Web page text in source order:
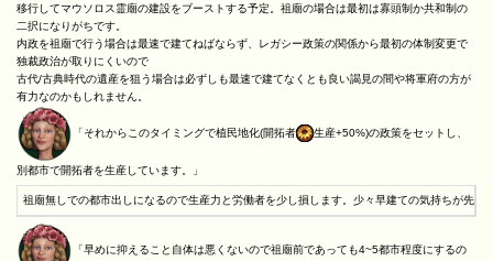
移行してマウソロス霊廟の建設をブーストする予定。祖廟の場合は最初は寡頭制か共和制の
二択になりがちです。
内政を祖廟で行う場合は最速で建てねばならず、レガシー政策の関係から最初の体制変更で
独裁政治が取りにくいので
古代/古典時代の遺産を狙う場合は必ずしも最速で建てなくとも良い謁見の間や将軍府の方が
有力なのかもしれません。
「それからこのタイミングで植民地化(開拓者 生産+50%)の政策をセットし、
別都市で開拓者を生産しています。」
祖廟無しでの都市出しになるので生産力と労働者を少し損します。少々早建ての気持ちが先行
「早めに抑えること自体は悪くないので祖廟前であっても4~5都市程度にするの